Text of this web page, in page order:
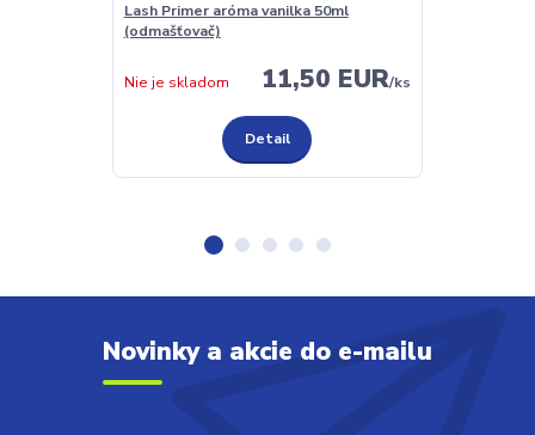
Lash Primer aróma vanilka 50ml
(odmašťovač)
11,50 EUR/ks
Nie je skladom
Detail
Novinky a akcie do e-mailu